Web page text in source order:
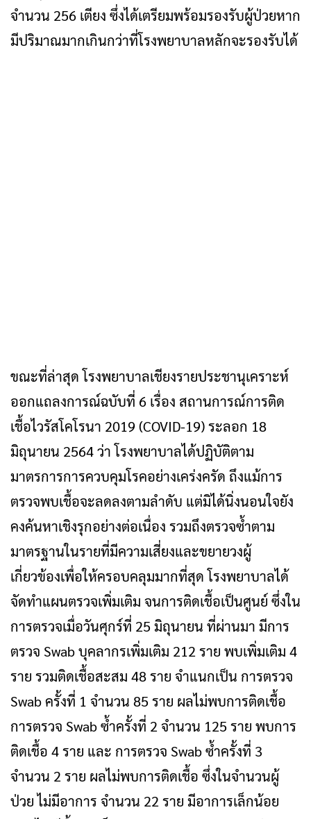
จำนวน 256 เตียง ซึ่งได้เตรียมพร้อมรองรับผู้ป่วยหาก
มีปริมาณมากเกินกว่าที่โรงพยาบาลหลักจะรองรับได้
ขณะที่ล่าสุด โรงพยาบาลเชียงรายประชานุเคราะห์
ออกแถลงการณ์ฉบับที่ 6 เรื่อง สถานการณ์การติด
เชื้อไวรัสโคโรนา 2019 (COVID-19) ระลอก 18
มิถุนายน 2564 ว่า โรงพยาบาลได้ปฏิบัติตาม
มาตรการการควบคุมโรคอย่างเคร่งครัด ถึงแม้การ
ตรวจพบเชื้อจะลดลงตามลำดับ แต่มิได้นิ่งนอนใจยัง
คงค้นหาเชิงรุกอย่างต่อเนื่อง รวมถึงตรวจซ้ำตาม
มาตรฐานในรายที่มีความเสี่ยงและขยายวงผู้
เกี่ยวข้องเพื่อให้ครอบคลุมมากที่สุด โรงพยาบาลได้
จัดทำแผนตรวจเพิ่มเติม จนการติดเชื้อเป็นศูนย์ ซึ่งใน
การตรวจเมื่อวันศุกร์ที่ 25 มิถุนายน ที่ผ่านมา มีการ
ตรวจ Swab บุคลากรเพิ่มเติม 212 ราย พบเพิ่มเติม 4
ราย รวมติดเชื้อสะสม 48 ราย จำแนกเป็น การตรวจ
Swab ครั้งที่ 1 จำนวน 85 ราย ผลไม่พบการติดเชื้อ
การตรวจ Swab ซ้ำครั้งที่ 2 จำนวน 125 ราย พบการ
ติดเชื้อ 4 ราย และ การตรวจ Swab ซ้ำครั้งที่ 3
จำนวน 2 ราย ผลไม่พบการติดเชื้อ ซึ่งในจำนวนผู้
ป่วย ไม่มีอาการ จำนวน 22 ราย มีอาการเล็กน้อย